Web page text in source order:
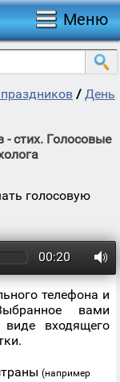
Меню
/ День
стих. Голосовые
голосовую
00:20
телефона и
вами
виде входящего
(например